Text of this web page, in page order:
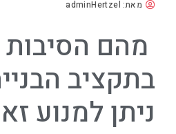
מאת: adminHertzel
מהם הסיבות
בתקציב
ניתן למנוע